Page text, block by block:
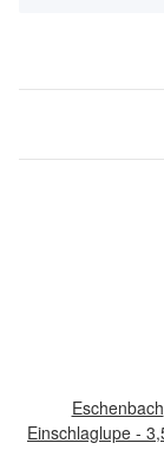
Eschenbach
Einschlaglupe - 3,5-fach